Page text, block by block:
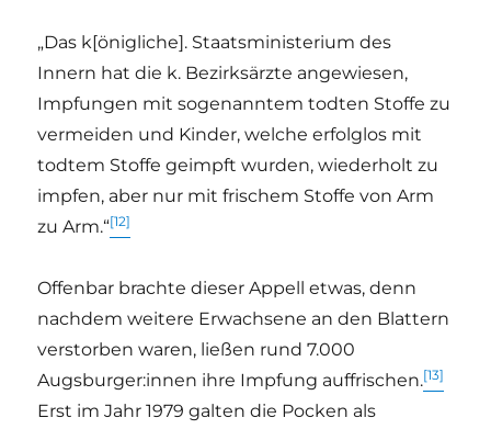
„Das k[önigliche]. Staatsministerium des
Innern hat die k. Bezirksärzte angewiesen,
Impfungen mit sogenanntem todten Stoffe zu
vermeiden und Kinder, welche erfolglos mit
todtem Stoffe geimpft wurden, wiederholt zu
impfen, aber nur mit frischem Stoffe von Arm
zu Arm.“[12]
Offenbar brachte dieser Appell etwas, denn
nachdem weitere Erwachsene an den Blattern
verstorben waren, ließen rund 7.000
Augsburger:innen ihre Impfung auffrischen.[13]
Erst im Jahr 1979 galten die Pocken als